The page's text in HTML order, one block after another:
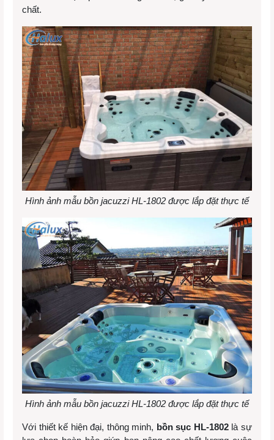
chất.
Hình ảnh mẫu bồn jacuzzi HL-1802 được lắp đặt thực tế
Hình ảnh mẫu bồn jacuzzi HL-1802 được lắp đặt thực tế
Với thiết kế hiện đại, thông minh, bồn sục HL-1802là sự